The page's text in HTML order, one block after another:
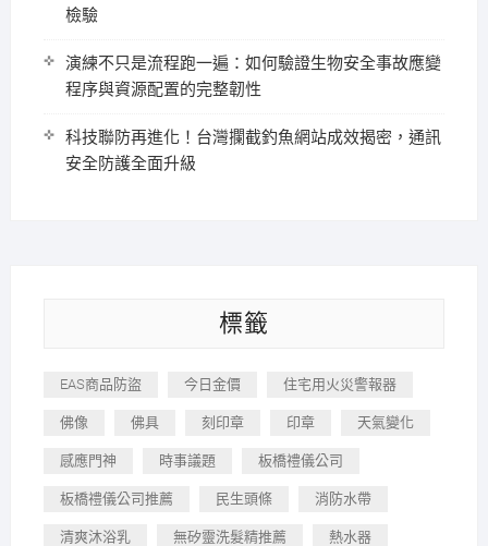
檢驗
演練不只是流程跑一遍：如何驗證生物安全事故應變
程序與資源配置的完整韌性
科技聯防再進化！台灣攔截釣魚網站成效揭密，通訊
安全防護全面升級
標籤
EAS商品防盜 今日金價 住宅用火災警報器
佛像 佛具 刻印章 印章 天氣變化
感應門神 時事議題 板橋禮儀公司
板橋禮儀公司推薦 民生頭條 消防水帶
清爽沐浴乳 無矽靈洗髮精推薦 熱水器